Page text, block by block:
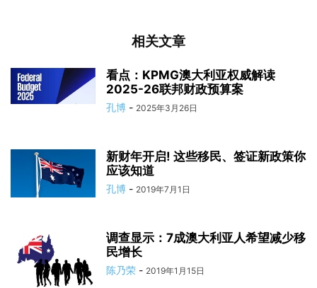
相关文章
看点：KPMG澳大利亚权威解读
2025-26联邦财政预算案
孔博 - 2025年3月26日
新财年开启! 这些移民、签证新政策你
应该知道
孔博 - 2019年7月1日
调查显示：7成澳大利亚人希望减少移
民增长
陈乃荣 - 2019年1月15日